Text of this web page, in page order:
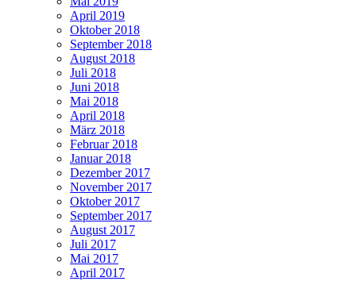
April 2019
Oktober 2018
September 2018
August 2018
Juli 2018
Juni 2018
Mai 2018
April 2018
März 2018
Februar 2018
Januar 2018
Dezember 2017
November 2017
Oktober 2017
September 2017
August 2017
Juli 2017
Mai 2017
April 2017